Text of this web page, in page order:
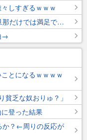
しすぎるｗｗｗ
不倫する妻さん。10年で急増！！もう旦那だけでは満足できんのか？
→
とになるｗｗｗｗ
乏な奴おりゅ？」
登った結果
か？←周りの反応が